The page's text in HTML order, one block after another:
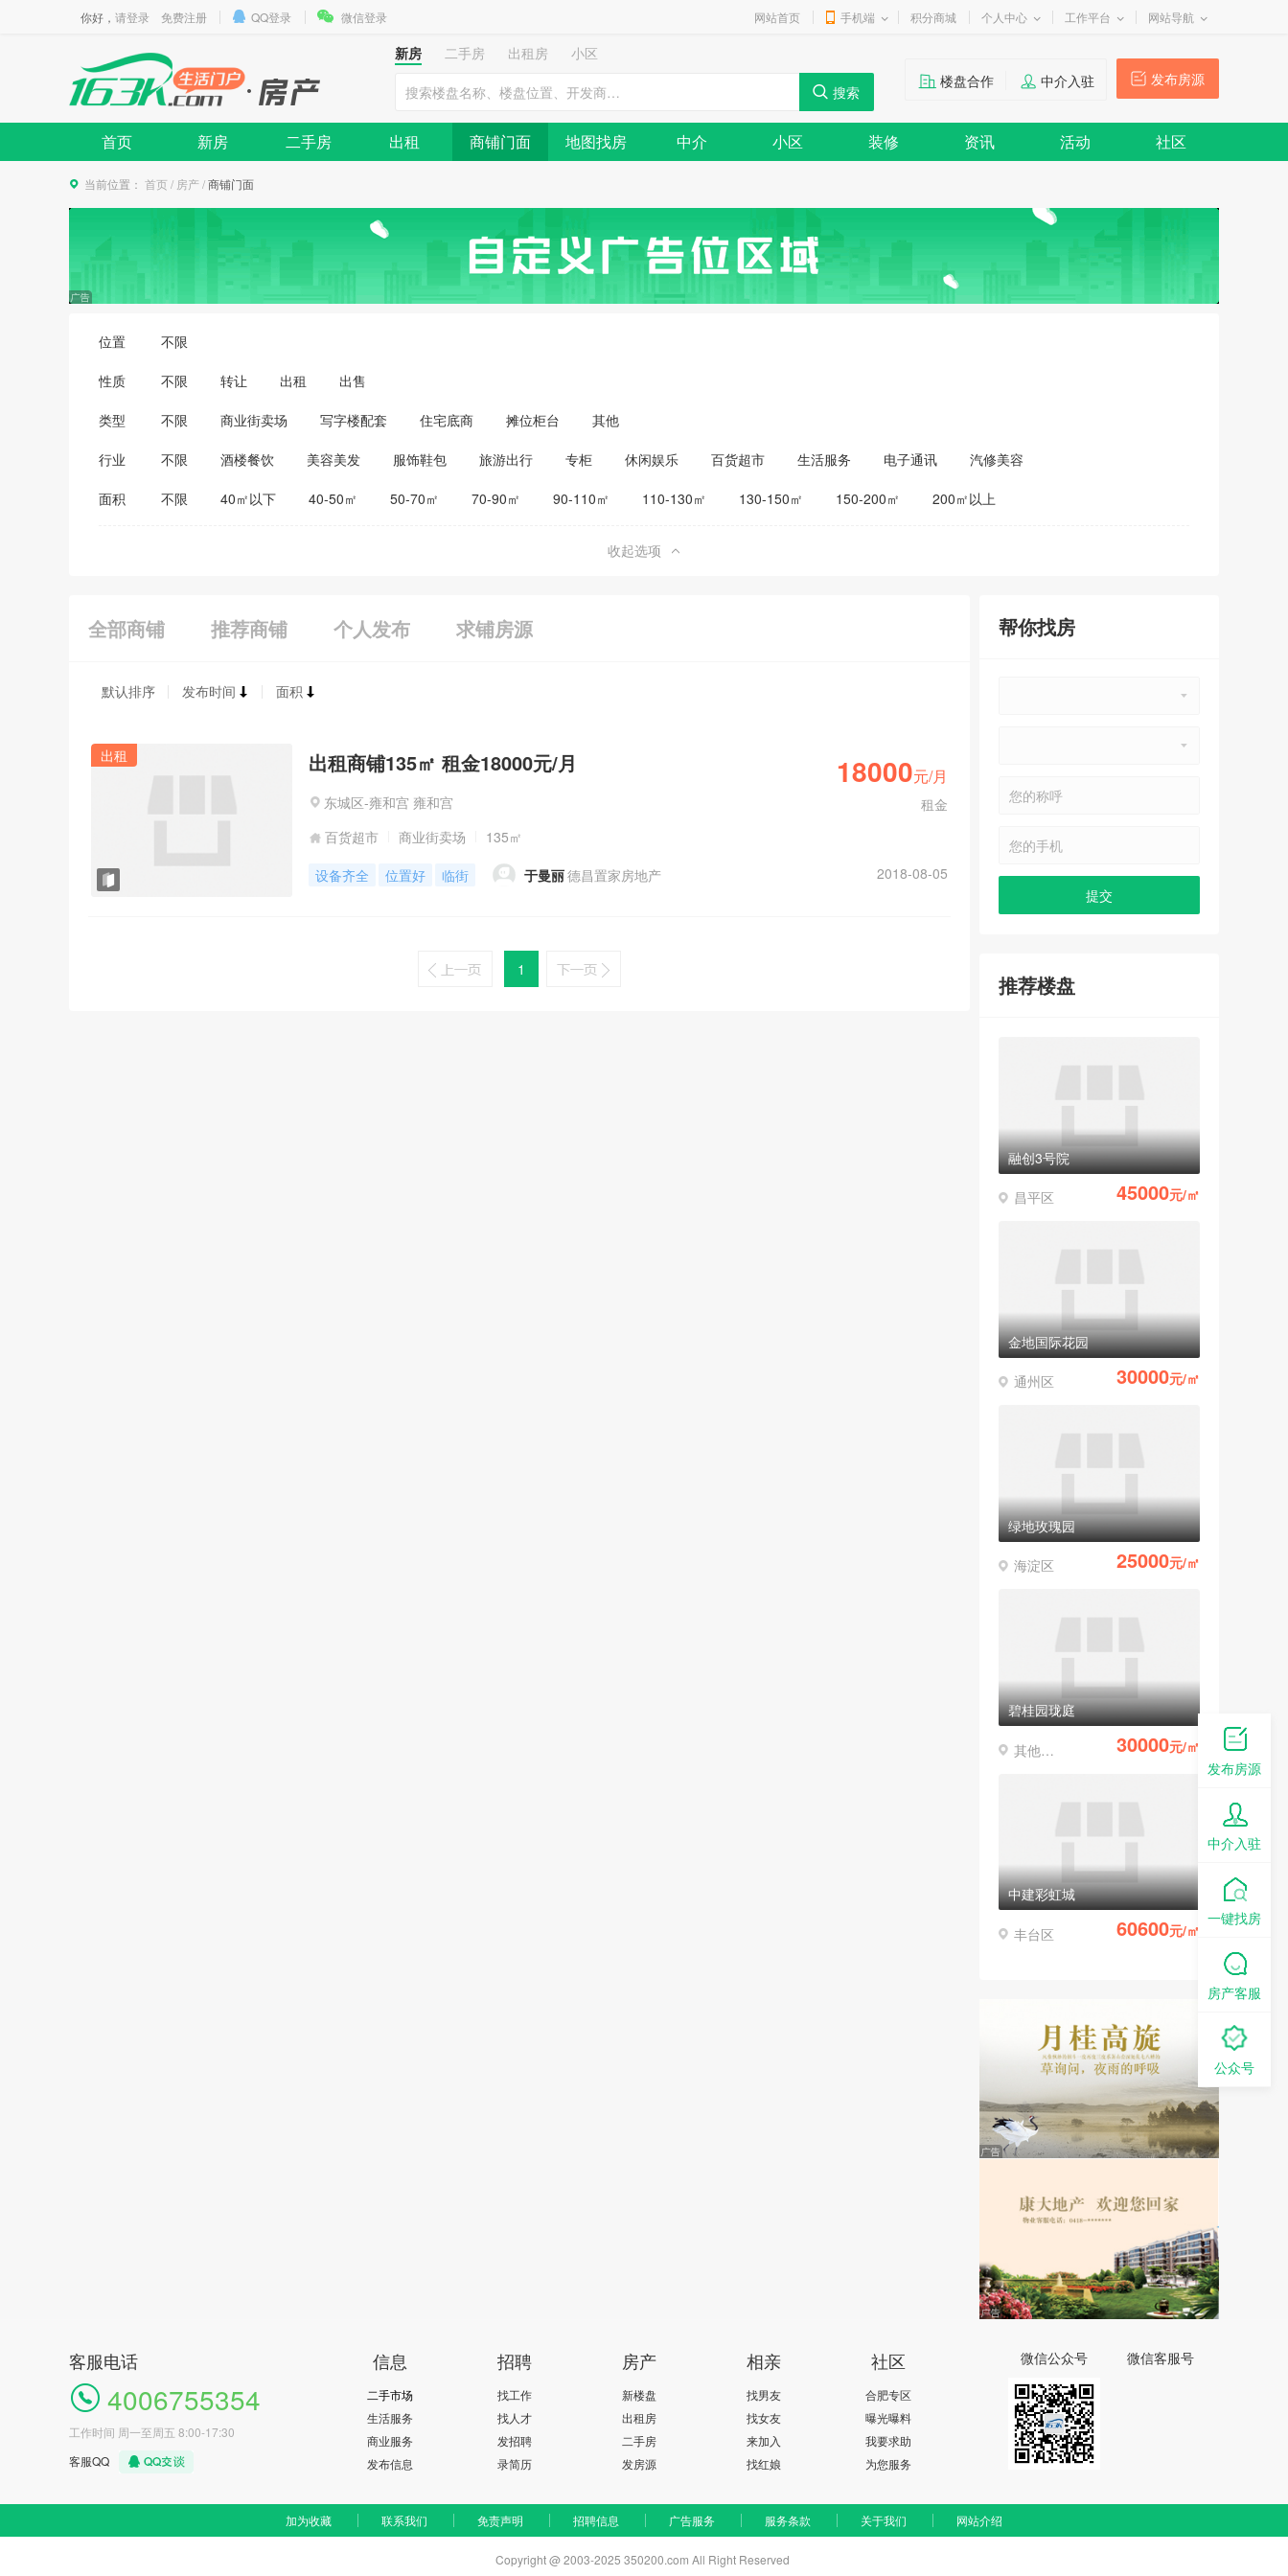
你好， 请登录 免费注册 QQ登录 微信登录 网站首页 手机端 积分商城 个人中心 工作平台 网站导航
新房 二手房 出租房
小区
发布房源
楼盘合作 中介入驻
首页 新房 二手房 出租 商铺门面 地图找房 中介 小区 装修 资讯 活动 社区
当前位置： 首页 / 房产/商铺门面
位置 不限
性质 不限 转让 出租 出售
类型 不限 商业街卖场 写字楼配套 住宅底商 摊位柜台 其他
行业 不限 酒楼餐饮 美容美发 服饰鞋包 旅游出行 专柜 休闲娱乐 百货超市 生活服务 电子通讯
汽修美容
医药保健
家居建材
面积 不限 40㎡以下 40-50㎡ 50-70㎡ 70-90㎡ 90-110㎡ 110-130㎡ 130-150㎡ 150-200㎡ 200㎡以上
收起选项
全部商铺 推荐商铺 个人发布 求铺房源
默认排序 发布时间 面积
出租 出租商铺135㎡ 租金18000元/月
东城区-雍和宫 雍和宫
百货超市
商业街卖场
135㎡
设备齐全
位置好 临街 于曼丽德昌置家房地产 2018-08-05
18000元/月
租金
1
帮你找房
推荐楼盘
融创3号院
昌平区 45000元/㎡
金地国际花园
通州区 30000元/㎡
绿地玫瑰园
海淀区 25000元/㎡
碧桂园珑庭
其他区县 30000元/㎡
中建彩虹城
丰台区 60600元/㎡
客服电话
4006755354
工作时间 周一至周五 8:00-17:30
客服QQ
信息
二手市场
生活服务
商业服务
发布信息
招聘
找工作
找人才
发招聘
录简历
房产
新楼盘
出租房
二手房
发房源
相亲
找男友
找女友
来加入
找红娘
社区
合肥专区
曝光曝料
我要求助
为您服务
微信公众号 微信客服号
加为收藏 联系我们 免责声明 招聘信息 广告服务 服务条款 关于我们 网站介绍
Copyright @ 2003-2025 350200.com All Right Reserved
发布房源
中介入驻
一键找房
房产客服
公众号